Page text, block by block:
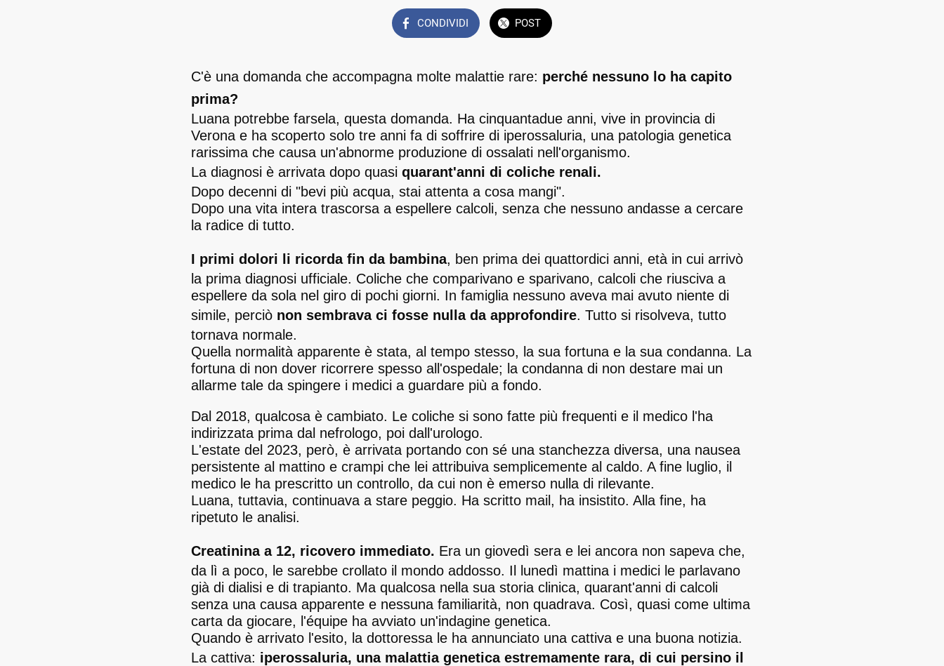
CONDIVIDI POST
C'è una domanda che accompagna molte malattie rare: perché nessuno lo ha capito
prima?
Luana potrebbe farsela, questa domanda. Ha cinquantadue anni, vive in provincia di
Verona e ha scoperto solo tre anni fa di soffrire di iperossaluria, una patologia genetica
rarissima che causa un'abnorme produzione di ossalati nell'organismo.
La diagnosi è arrivata dopo quasi quarant'anni di coliche renali.
Dopo decenni di "bevi più acqua, stai attenta a cosa mangi".
Dopo una vita intera trascorsa a espellere calcoli, senza che nessuno andasse a cercare
la radice di tutto.
I primi dolori li ricorda fin da bambina, ben prima dei quattordici anni, età in cui arrivò
la prima diagnosi ufficiale. Coliche che comparivano e sparivano, calcoli che riusciva a
espellere da sola nel giro di pochi giorni. In famiglia nessuno aveva mai avuto niente di
simile, perciò non sembrava ci fosse nulla da approfondire. Tutto si risolveva, tutto
tornava normale.
Quella normalità apparente è stata, al tempo stesso, la sua fortuna e la sua condanna. La
fortuna di non dover ricorrere spesso all'ospedale; la condanna di non destare mai un
allarme tale da spingere i medici a guardare più a fondo.
Dal 2018, qualcosa è cambiato. Le coliche si sono fatte più frequenti e il medico l'ha
indirizzata prima dal nefrologo, poi dall'urologo.
L'estate del 2023, però, è arrivata portando con sé una stanchezza diversa, una nausea
persistente al mattino e crampi che lei attribuiva semplicemente al caldo. A fine luglio, il
medico le ha prescritto un controllo, da cui non è emerso nulla di rilevante.
Luana, tuttavia, continuava a stare peggio. Ha scritto mail, ha insistito. Alla fine, ha
ripetuto le analisi.
Creatinina a 12, ricovero immediato. Era un giovedì sera e lei ancora non sapeva che,
da lì a poco, le sarebbe crollato il mondo addosso. Il lunedì mattina i medici le parlavano
già di dialisi e di trapianto. Ma qualcosa nella sua storia clinica, quarant'anni di calcoli
senza una causa apparente e nessuna familiarità, non quadrava. Così, quasi come ultima
carta da giocare, l'équipe ha avviato un'indagine genetica.
Quando è arrivato l'esito, la dottoressa le ha annunciato una cattiva e una buona notizia.
La cattiva: iperossaluria, una malattia genetica estremamente rara, di cui persino il